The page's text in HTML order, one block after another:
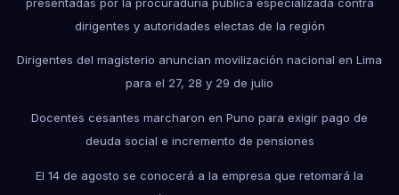
dirigentes y autoridades electas de la región
Dirigentes del magisterio anuncian movilización nacional en Lima
para el 27, 28 y 29 de julio
Docentes cesantes marcharon en Puno para exigir pago de
deuda social e incremento de pensiones
El 14 de agosto se conocerá a la empresa que retomará la